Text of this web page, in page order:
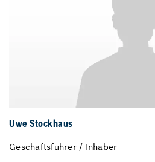
Uwe Stockhaus
Geschäftsführer / Inhaber